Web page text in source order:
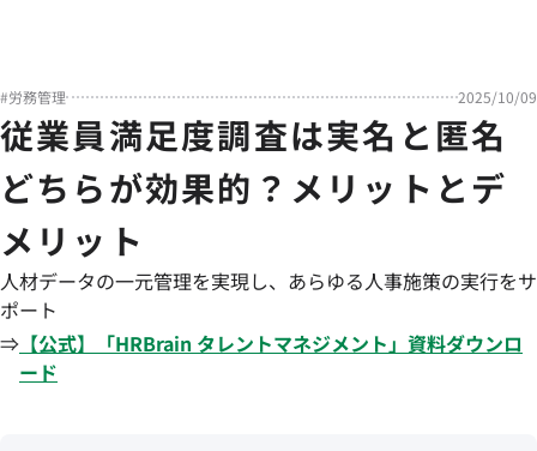
#労務管理 2025/10/09
従業員満足度調査は実名と匿名
どちらが効果的？メリットとデ
メリット
人材データの一元管理を実現し、あらゆる人事施策の実行をサ
ポート
⇒ 【公式】「HRBrain タレントマネジメント」資料ダウンロ
ード